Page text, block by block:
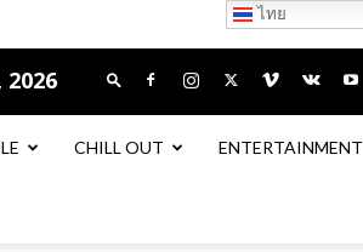
CHILL OUT ENTERTAINMENT
ไทย